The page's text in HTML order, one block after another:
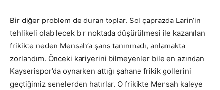
Bir diğer problem de duran toplar. Sol çaprazda Larin’in
tehlikeli olabilecek bir noktada düşürülmesi ile kazanılan
frikikte neden Mensah’a şans tanınmadı, anlamakta
zorlandım. Önceki kariyerini bilmeyenler bile en azından
Kayserispor’da oynarken attığı şahane frikik gollerini
geçtiğimiz senelerden hatırlar. O frikikte Mensah kaleye